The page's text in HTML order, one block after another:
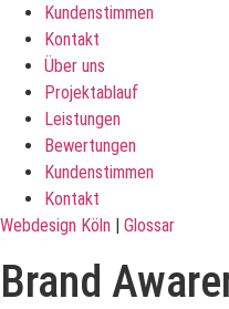
Kundenstimmen
Kontakt
Über uns
Projektablauf
Leistungen
Bewertungen
Kundenstimmen
Kontakt
Webdesign Köln
Glossar
Brand